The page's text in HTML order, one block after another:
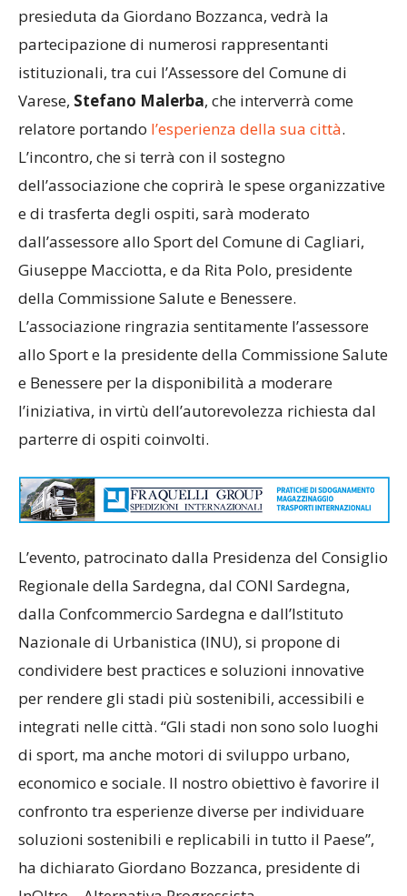
presieduta da Giordano Bozzanca, vedrà la
partecipazione di numerosi rappresentanti
istituzionali, tra cui l’Assessore del Comune di
Varese, Stefano Malerba, che interverrà come
relatore portando l’esperienza della sua città.
L’incontro, che si terrà con il sostegno
dell’associazione che coprirà le spese organizzative
e di trasferta degli ospiti, sarà moderato
dall’assessore allo Sport del Comune di Cagliari,
Giuseppe Macciotta, e da Rita Polo, presidente
della Commissione Salute e Benessere.
L’associazione ringrazia sentitamente l’assessore
allo Sport e la presidente della Commissione Salute
e Benessere per la disponibilità a moderare
l’iniziativa, in virtù dell’autorevolezza richiesta dal
parterre di ospiti coinvolti.
L’evento, patrocinato dalla Presidenza del Consiglio
Regionale della Sardegna, dal CONI Sardegna,
dalla Confcommercio Sardegna e dall’Istituto
Nazionale di Urbanistica (INU), si propone di
condividere best practices e soluzioni innovative
per rendere gli stadi più sostenibili, accessibili e
integrati nelle città. “Gli stadi non sono solo luoghi
di sport, ma anche motori di sviluppo urbano,
confronto tra esperienze diverse per individuare
soluzioni sostenibili e replicabili in tutto il Paese”,
ha dichiarato Giordano Bozzanca, presidente di